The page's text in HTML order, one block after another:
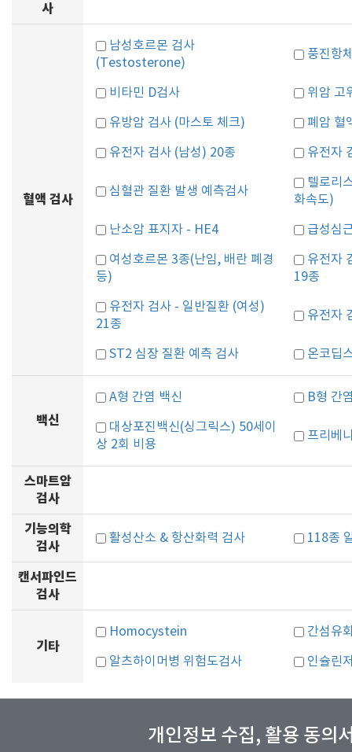
사
혈액 검사
남성호르몬 검사
(Testosterone)
풍진항
비타민 D검사 위암 고
유방암 검사 (마스토 체크) 폐암 혈
유전자 검사 (남성) 20종 유전자
심혈관 질환 발생 예측검사
텔로리
화속도)
난소암 표지자 - HE4 급성심
여성호르몬 3종(난임, 배란 폐경
등)
유전자
19종
유전자 검사 - 일반질환 (여성)
21종
유전자
ST2 심장 질환 예측 검사 온코딥
백신
A형 간염 백신 B형 간
대상포진백신(싱그릭스) 50세이
상 2회 비용
프리베
스마트암
검사
기능의학
검사
활성산소 & 항산화력 검사 118종
캔서파인드
검사
기타
Homocystein 간섬유
알츠하이머병 위험도검사 인슐린
개인정보 수집, 활용 동의